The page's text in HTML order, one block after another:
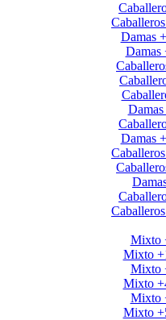
Damas
Damas
Damas
Mixto
Mixto
Mixto
Mixto
Mixto
Mixto